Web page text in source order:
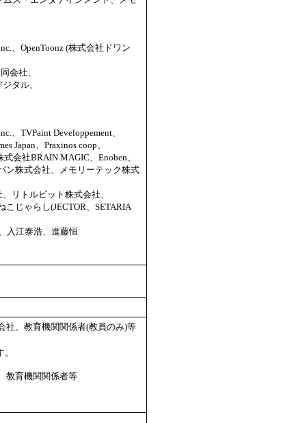
、OpenToonz (株式会社ドワン
会社、
タル、
、TVPaint Developpement、
Japan、Praxinos coop、
会社BRAIN MAGIC、Enoben、
ン株式会社、メモリーテック株式
リトルビット株式会社、
じゃらし(JECTOR、SETARIA
入江泰浩、進藤恒
社、教育機関関係者(教員のみ)等
教育機関関係者等